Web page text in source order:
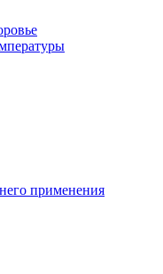
применения